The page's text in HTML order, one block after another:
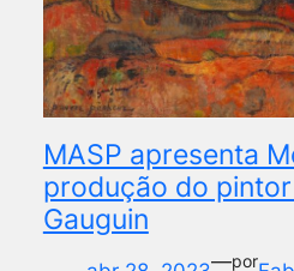
MASP apresenta
produção do
Gauguin
—por